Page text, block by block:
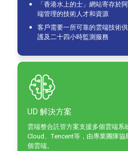
「香港水上的士」網站寄存於
端管理的技術人才和資源
客戶需要一所可靠的雲端技術
護及二十四小時監測服務
UD 解決方案
雲端整合託管方案支援多個雲端系
Cloud、Tencent等，由專業團隊
個雲端。